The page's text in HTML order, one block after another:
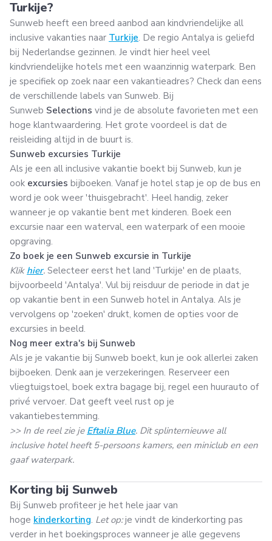
Turkije?
Sunweb heeft een breed aanbod aan kindvriendelijke all
inclusive vakanties naar Turkije. De regio Antalya is geliefd
bij Nederlandse gezinnen. Je vindt hier heel veel
kindvriendelijke hotels met een waanzinnig waterpark. Ben
je specifiek op zoek naar een vakantieadres? Check dan eens
de verschillende labels van Sunweb. Bij
Sunweb Selections vind je de absolute favorieten met een
hoge klantwaardering. Het grote voordeel is dat de
reisleiding altijd in de buurt is.
Sunweb excursies Turkije
Als je een all inclusive vakantie boekt bij Sunweb, kun je
ook excursies bijboeken. Vanaf je hotel stap je op de bus en
word je ook weer 'thuisgebracht'. Heel handig, zeker
wanneer je op vakantie bent met kinderen. Boek een
excursie naar een waterval, een waterpark of een mooie
opgraving.
Zo boek je een Sunweb excursie in Turkije
Klik hier. Selecteer eerst het land 'Turkije' en de plaats,
bijvoorbeeld 'Antalya'. Vul bij reisduur de periode in dat je
op vakantie bent in een Sunweb hotel in Antalya. Als je
vervolgens op 'zoeken' drukt, komen de opties voor de
excursies in beeld.
Nog meer extra's bij Sunweb
Als je je vakantie bij Sunweb boekt, kun je ook allerlei zaken
bijboeken. Denk aan je verzekeringen. Reserveer een
vliegtuigstoel, boek extra bagage bij, regel een huurauto of
privé vervoer. Dat geeft veel rust op je
vakantiebestemming.
>> In de reel zie je Eftalia Blue. Dit splinternieuwe all
inclusive hotel heeft 5-persoons kamers, een miniclub en een
gaaf waterpark.
Korting bij Sunweb
Bij Sunweb profiteer je het hele jaar van
hoge kinderkorting. Let op:je vindt de kinderkorting pas
verder in het boekingsproces wanneer je alle gegevens